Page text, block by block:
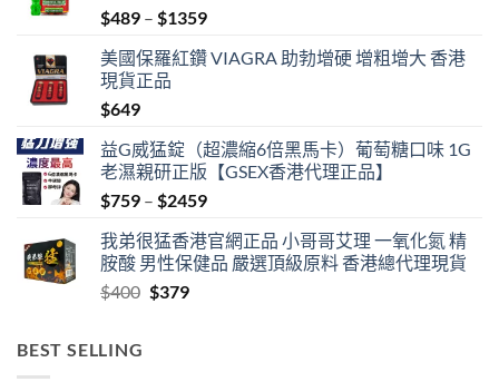
$489 – $1359Price
$489
美國保羅紅鑽 VIAGRA 助勃增硬 增粗增大 香港
現貨正品
$649
益G威猛錠（超濃縮6倍黑馬卡）葡萄糖口味 1G
老濕親研正版【GSEX香港代理正品】
$759 – $2459Price
$759
through
我弟很猛香港官網正品 小哥哥艾理 一氧化氮 精
胺酸 男性保健品 嚴選頂級原料 香港總代理現貨
$400 Original
$379Current
BEST SELLING